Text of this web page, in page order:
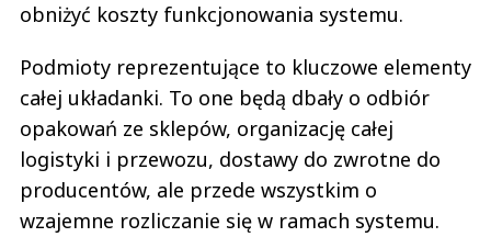
obniżyć koszty funkcjonowania systemu.
Podmioty reprezentujące to kluczowe elementy
całej układanki. To one będą dbały o odbiór
opakowań ze sklepów, organizację całej
logistyki i przewozu, dostawy do zwrotne do
producentów, ale przede wszystkim o
wzajemne rozliczanie się w ramach systemu.